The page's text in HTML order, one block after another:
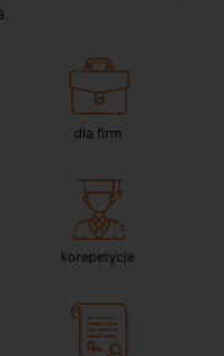
dla firm
korepetycje